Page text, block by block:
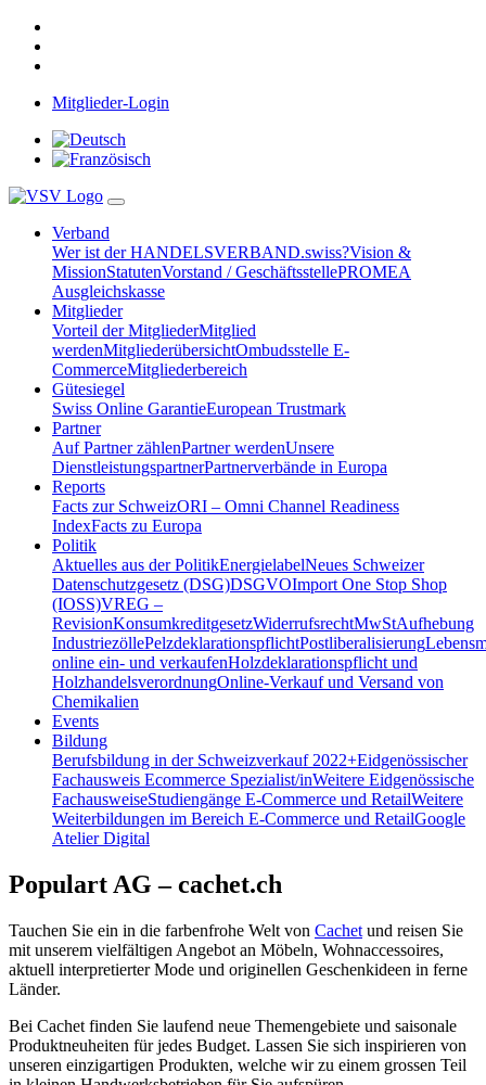
Mitglieder-Login
Verband
Wer ist der HANDELSVERBAND.swiss?Vision &
MissionStatutenVorstand / GeschäftsstellePROMEA
Ausgleichskasse
Mitglieder
Vorteil der MitgliederMitglied
werdenMitgliederübersichtOmbudsstelle E-
CommerceMitgliederbereich
Gütesiegel
Swiss Online GarantieEuropean Trustmark
Partner
Auf Partner zählenPartner werdenUnsere
DienstleistungspartnerPartnerverbände in Europa
Reports
Facts zur SchweizORI – Omni Channel Readiness
IndexFacts zu Europa
Politik
Aktuelles aus der PolitikEnergielabelNeues Schweizer
Datenschutzgesetz (DSG)DSGVOImport One Stop Shop
(IOSS)VREG –
RevisionKonsumkreditgesetzWiderrufsrechtMwStAufhebung
IndustriezöllePelzdeklarationspflichtPostliberalisierung
online ein- und verkaufenHolzdeklarationspflicht und
HolzhandelsverordnungOnline-Verkauf und Versand von
Chemikalien
Events
Bildung
Berufsbildung in der Schweizverkauf 2022+Eidgenössischer
Fachausweis Ecommerce Spezialist/inWeitere Eidgenössische
FachausweiseStudiengänge E-Commerce und RetailWeitere
Weiterbildungen im Bereich E-Commerce und RetailGoogle
Atelier Digital
Populart AG – cachet.ch
Tauchen Sie ein in die farbenfrohe Welt von Cachet und reisen Sie
mit unserem vielfältigen Angebot an Möbeln, Wohnaccessoires,
aktuell interpretierter Mode und originellen Geschenkideen in ferne
Länder.
Bei Cachet finden Sie laufend neue Themengebiete und saisonale
Produktneuheiten für jedes Budget. Lassen Sie sich inspirieren von
unseren einzigartigen Produkten, welche wir zu einem grossen Teil